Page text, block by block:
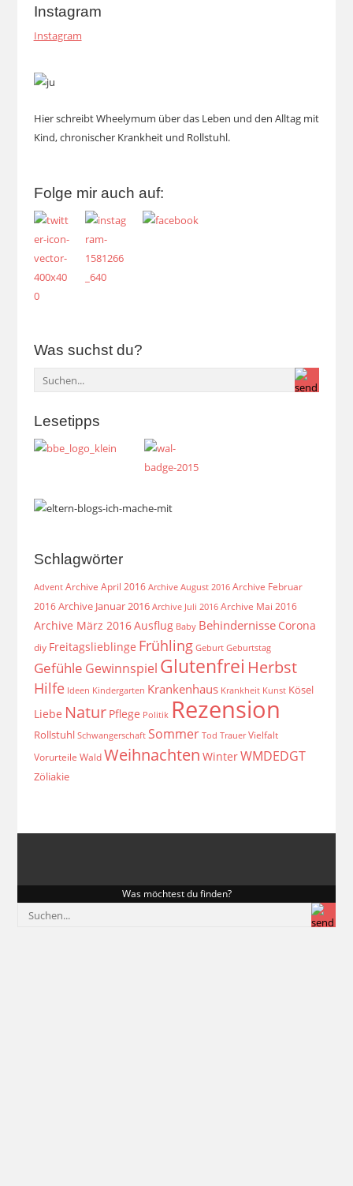
Instagram
Instagram
Hier schreibt Wheelymum über das Leben und den Alltag mit
Kind, chronischer Krankheit und Rollstuhl.
Folge mir auch auf:
Was suchst du?
Lesetipps
Schlagwörter
Advent Archive April 2016 Archive August 2016 Archive Februar
2016 Archive Januar 2016 Archive Juli 2016 Archive Mai 2016
Archive März 2016Ausflug Baby Behindernisse Corona
diy Freitagslieblinge Frühling Geburt Geburtstag
Gefühle Gewinnspiel Glutenfrei Herbst
Hilfe Ideen Kindergarten Krankenhaus Krankheit Kunst Kösel
Liebe Natur Pflege Politik Rezension
Rollstuhl Schwangerschaft Sommer Tod Trauer Vielfalt
Vorurteile Wald Weihnachten WinterWMDEDGT
Zöliakie
Was möchtest du finden?